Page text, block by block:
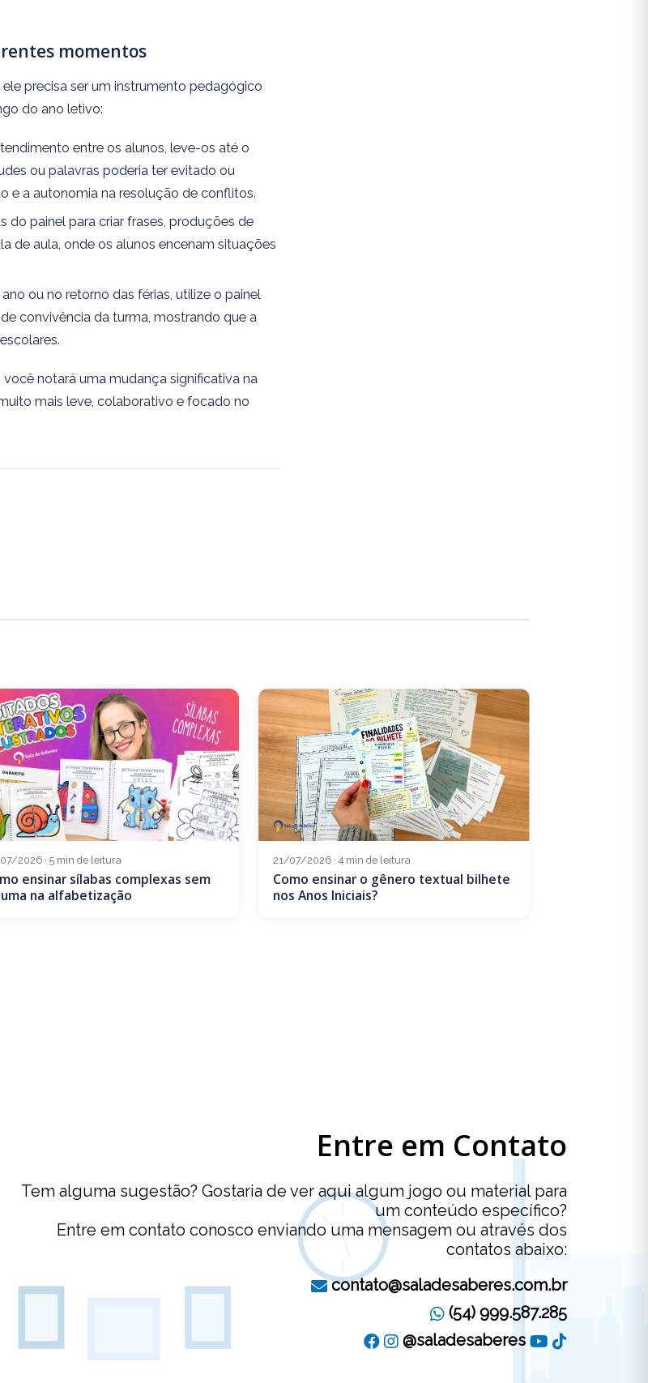
momentos
precisa ser um instrumento pedagógico
do ano letivo:
entre os alunos, leve-os até o
ou palavras poderia ter evitado ou
e a autonomia na resolução de conflitos.
do painel para criar frases, produções de
de aula, onde os alunos encenam situações
ou no retorno das férias, utilize o painel
convivência da turma, mostrando que a
notará uma mudança significativa na
mais leve, colaborativo e focado no
2026 · 5 min de leitura
ensinar sílabas complexas sem
na alfabetização
21/07/2026 · 4 min de leitura
Como ensinar o gênero textual bilhete
nos Anos Iniciais?
Entre em Contato
Tem alguma sugestão? Gostaria de ver aqui algum jogo ou material para
um conteúdo específico?
Entre em contato conosco enviando uma mensagem ou através dos
contatos abaixo:
contato@saladesaberes.com.br
(54) 999.587.285
@saladesaberes